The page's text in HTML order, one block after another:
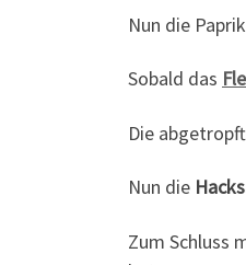
Nun die
Sobald das
Die
Nun die
Zum Schluss